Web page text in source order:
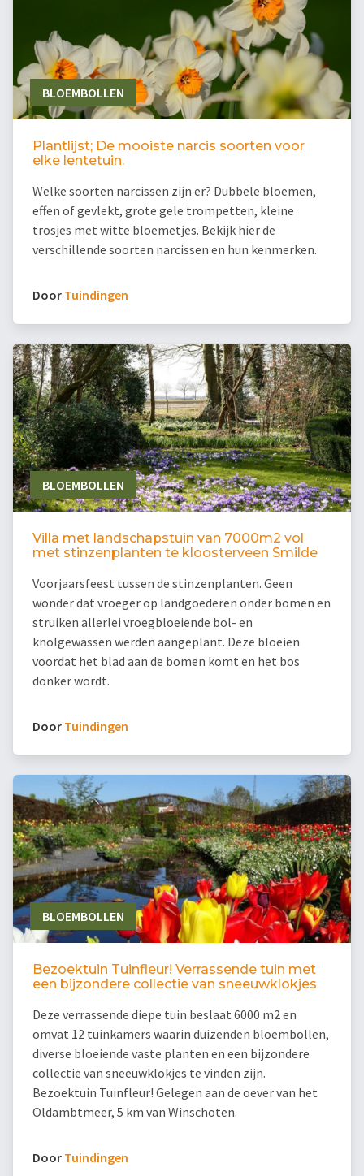
BLOEMBOLLEN
Plantlijst; De mooiste narcis soorten voor
elke lentetuin.
Welke soorten narcissen zijn er? Dubbele bloemen,
effen of gevlekt, grote gele trompetten, kleine
trosjes met witte bloemetjes. Bekijk hier de
verschillende soorten narcissen en hun kenmerken.
Door Tuindingen
BLOEMBOLLEN
Villa met landschapstuin van 7000m2 vol
met stinzenplanten te kloosterveen Smilde
Voorjaarsfeest tussen de stinzenplanten. Geen
wonder dat vroeger op landgoederen onder bomen en
struiken allerlei vroegbloeiende bol- en
knolgewassen werden aangeplant. Deze bloeien
voordat het blad aan de bomen komt en het bos
donker wordt.
Door Tuindingen
BLOEMBOLLEN
Bezoektuin Tuinfleur! Verrassende tuin met
een bijzondere collectie van sneeuwklokjes
Deze verrassende diepe tuin beslaat 6000 m2 en
omvat 12 tuinkamers waarin duizenden bloembollen,
diverse bloeiende vaste planten en een bijzondere
collectie van sneeuwklokjes te vinden zijn.
Bezoektuin Tuinfleur! Gelegen aan de oever van het
Oldambtmeer, 5 km van Winschoten.
Door Tuindingen